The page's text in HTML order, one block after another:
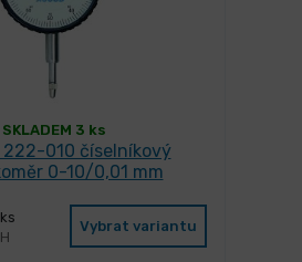
SKLADEM 3 ks
222-010 číselníkový
0-10/0,01 mm
Vybrat variantu